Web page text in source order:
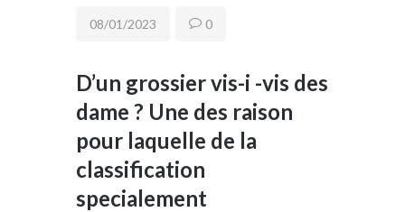
08/01/2023 0
D’un grossier vis-i -vis des
dame ? Une des raison
pour laquelle de la
classification
specialement